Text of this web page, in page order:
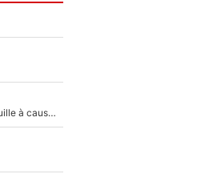
«Détester à vie», Stéphane Guy dans une embrouille à cause du PSG !